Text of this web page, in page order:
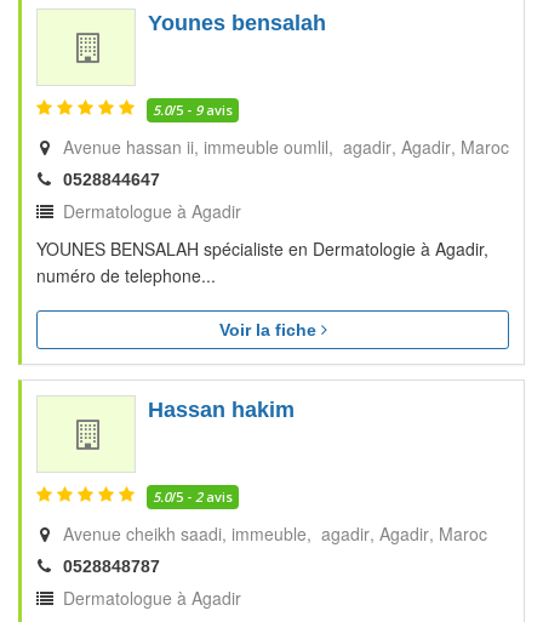
Younes bensalah
5.0/5 - 9avis
Avenue hassan ii, immeuble oumlil, agadir Agadir Maroc
0528844647
Dermatologue à Agadir
YOUNES BENSALAH spécialiste en Dermatologie à Agadir,
numéro de telephone...
Voir la fiche
Hassan hakim
5.0/5 - 2avis
Avenue cheikh saadi, immeuble, agadir Agadir Maroc
0528848787
Dermatologue à Agadir